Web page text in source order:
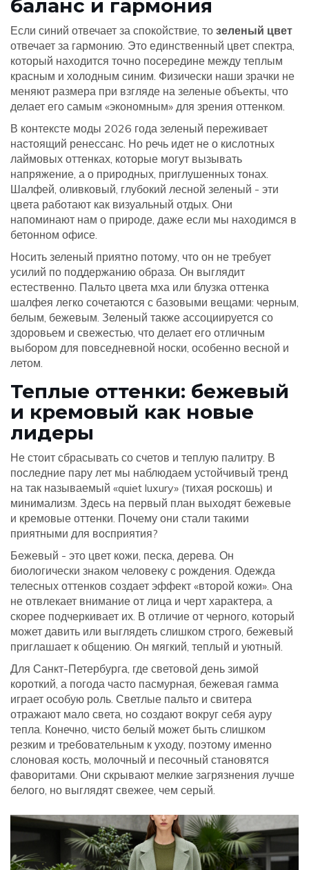
баланс и гармония
Если синий отвечает за спокойствие, то зеленый цвет
отвечает за гармонию. Это единственный цвет спектра,
который находится точно посередине между теплым
красным и холодным синим. Физически наши зрачки не
меняют размера при взгляде на зеленые объекты, что
делает его самым «экономным» для зрения оттенком.
В контексте моды 2026 года зеленый переживает
настоящий ренессанс. Но речь идет не о кислотных
лаймовых оттенках, которые могут вызывать
напряжение, а о природных, приглушенных тонах.
Шалфей, оливковый, глубокий лесной зеленый - эти
цвета работают как визуальный отдых. Они
напоминают нам о природе, даже если мы находимся в
бетонном офисе.
Носить зеленый приятно потому, что он не требует
усилий по поддержанию образа. Он выглядит
естественно. Пальто цвета мха или блузка оттенка
шалфея легко сочетаются с базовыми вещами: черным,
белым, бежевым. Зеленый также ассоциируется со
здоровьем и свежестью, что делает его отличным
выбором для повседневной носки, особенно весной и
летом.
Теплые оттенки: бежевый
и кремовый как новые
лидеры
Не стоит сбрасывать со счетов и теплую палитру. В
последние пару лет мы наблюдаем устойчивый тренд
на так называемый «quiet luxury» (тихая роскошь) и
минимализм. Здесь на первый план выходят бежевые
и кремовые оттенки. Почему они стали такими
приятными для восприятия?
Бежевый - это цвет кожи, песка, дерева. Он
биологически знаком человеку с рождения. Одежда
телесных оттенков создает эффект «второй кожи». Она
не отвлекает внимание от лица и черт характера, а
скорее подчеркивает их. В отличие от черного, который
может давить или выглядеть слишком строго, бежевый
приглашает к общению. Он мягкий, теплый и уютный.
Для Санкт-Петербурга, где световой день зимой
короткий, а погода часто пасмурная, бежевая гамма
играет особую роль. Светлые пальто и свитера
отражают мало света, но создают вокруг себя ауру
тепла. Конечно, чисто белый может быть слишком
резким и требовательным к уходу, поэтому именно
слоновая кость, молочный и песочный становятся
фаворитами. Они скрывают мелкие загрязнения лучше
белого, но выглядят свежее, чем серый.